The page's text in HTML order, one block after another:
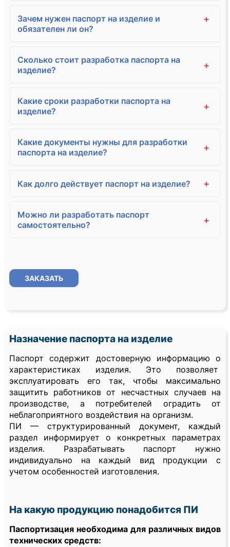
Зачем нужен паспорт на изделие и
обязателен ли он?
+
Сколько стоит разработка паспорта на
изделие?
+
Какие сроки разработки паспорта на
изделие?
+
Какие документы нужны для разработки
паспорта на изделие?
+
Как долго действует паспорт на изделие? +
Можно ли разработать паспорт
самостоятельно?
+
ЗАКАЗАТЬ
Назначение паспорта на изделие
Паспорт содержит достоверную информацию о
характеристиках изделия. Это позволяет
эксплуатировать его так, чтобы максимально
защитить работников от несчастных случаев на
производстве, а потребителей оградить от
неблагоприятного воздействия на организм.
ПИ — структурированный документ, каждый
раздел информирует о конкретных параметрах
изделия. Разрабатывать паспорт нужно
индивидуально на каждый вид продукции с
учетом особенностей изготовления.
На какую продукцию понадобится ПИ
Паспортизация необходима для различных видов
технических средств: